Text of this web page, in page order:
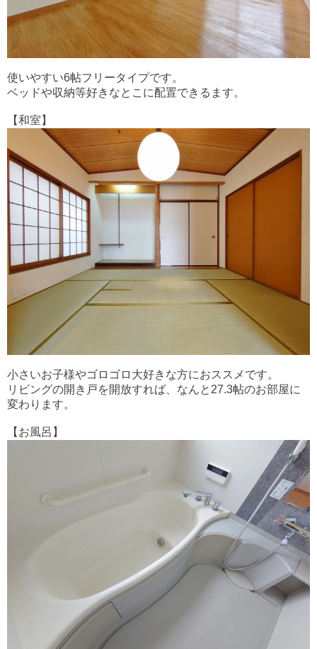
使いやすい6帖フリータイプです。
ベッドや収納等好きなとこに配置できるます。
【和室】
小さいお子様やゴロゴロ大好きな方におススメです。
リビングの開き戸を開放すれば、なんと27.3帖のお部屋に
変わります。
【お風呂】